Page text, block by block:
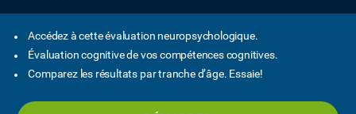
Accédez à cette évaluation neuropsychologique.
Évaluation cognitive de vos compétences cognitives.
Comparez les résultats par tranche d’âge. Essaie!